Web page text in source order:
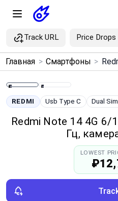
Track URL Price Drops
Menu ×
Home
Search
Categories
Главная > Смартфоны >
REDMI Usb Type C Dual Sim
Redmi Note 14 4G 6/
Гц,
LOWEST